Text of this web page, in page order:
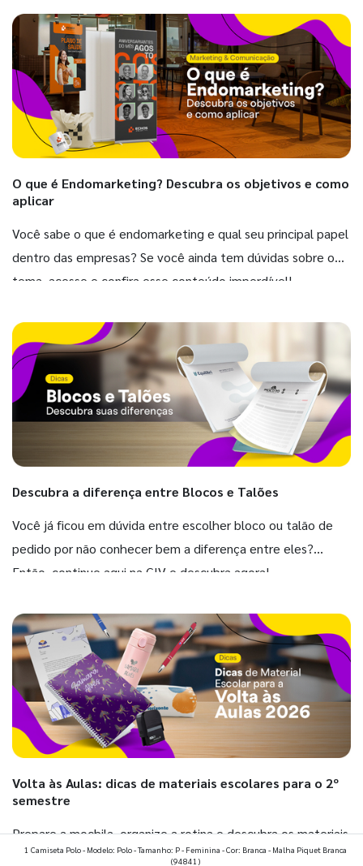
O que é Endomarketing? Descubra os objetivos e como
aplicar
Você sabe o que é endomarketing e qual seu principal papel
dentro das empresas? Se você ainda tem dúvidas sobre o
tema, acesse e confira esse conteúdo imperdível!
Descubra a diferença entre Blocos e Talões
Você já ficou em dúvida entre escolher bloco ou talão de
pedido por não conhecer bem a diferença entre eles?
Então, continue aqui na GIV e descubra agora!
Volta às Aulas: dicas de materiais escolares para o 2º
semestre
Prepare a mochila, organize a rotina e descubra os materiais
que fazem toda diferença para começar o segundo
1 Camiseta Polo - Modelo: Polo - Tamanho: P - Feminina - Cor: Branca - Malha Piquet Branca
(94841)